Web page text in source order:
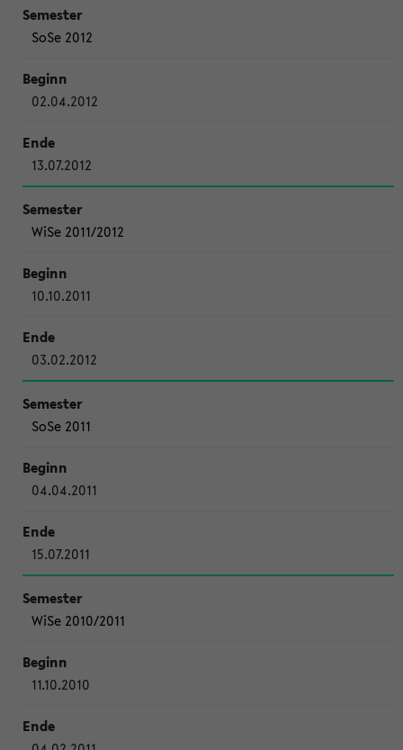
SoSe 2012
02.04.2012
13.07.2012
WiSe 2011/2012
10.10.2011
03.02.2012
SoSe 2011
04.04.2011
15.07.2011
WiSe 2010/2011
11.10.2010